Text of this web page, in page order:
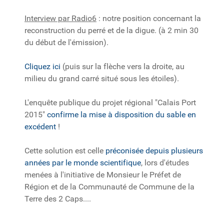
Interview par Radio6 : notre position concernant la
reconstruction du perré et de la digue. (à 2 min 30
du début de l'émission).
Cliquez ici (puis sur la flèche vers la droite, au
milieu du grand carré situé sous les étoiles).
L'enquête publique du projet régional "Calais Port
2015" confirme la mise à disposition du sable en
excédent !
Cette solution est celle préconisée depuis plusieurs
années par le monde scientifique, lors d'études
menées à l'initiative de Monsieur le Préfet de
Région et de la Communauté de Commune de la
Terre des 2 Caps....